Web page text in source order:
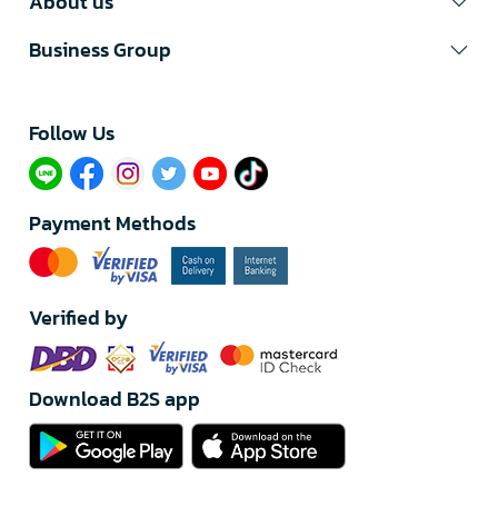
Business Group
Follow Us​
Payment Methods
Verified by
Download B2S app